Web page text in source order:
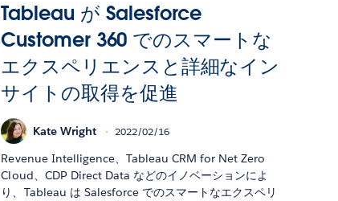
Tableau が Salesforce
Customer 360 でのスマートな
エクスペリエンスと詳細なイン
サイトの取得を促進
Kate Wright 2022/02/16
Revenue Intelligence、Tableau CRM for Net Zero
Cloud、CDP Direct Data などのイノベーションによ
り、Tableau は Salesforce でのスマートなエクスペリ